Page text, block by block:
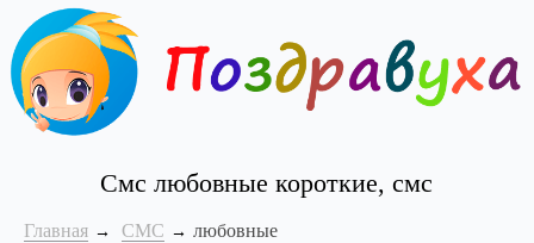
Смс любовные короткие, смс
Главная СМС любовные